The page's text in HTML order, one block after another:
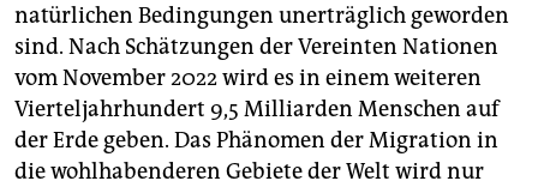
natürlichen Bedingungen unerträglich geworden
sind. Nach Schätzungen der Vereinten Nationen
vom November 2022 wird es in einem weiteren
Vierteljahrhundert 9,5 Milliarden Menschen auf
der Erde geben. Das Phänomen der Migration in
die wohlhabenderen Gebiete der Welt wird nur